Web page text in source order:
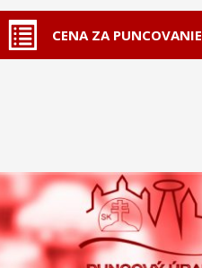
CENA ZA PUNCOVANIE